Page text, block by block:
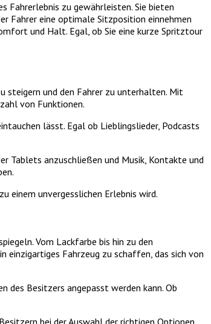
Fahrerlebnis zu gewährleisten. Sie bieten
Fahrer eine optimale Sitzposition einnehmen
und Halt. Egal, ob Sie eine kurze Spritztour
und den Fahrer zu unterhalten. Mit
von Funktionen.
lässt. Egal ob Lieblingslieder, Podcasts
Tablets anzuschließen und Musik, Kontakte und
einem unvergesslichen Erlebnis wird.
Vom Lackfarbe bis hin zu den
einzigartiges Fahrzeug zu schaffen, das sich von
des Besitzers angepasst werden kann. Ob
bei der Auswahl der richtigen Optionen